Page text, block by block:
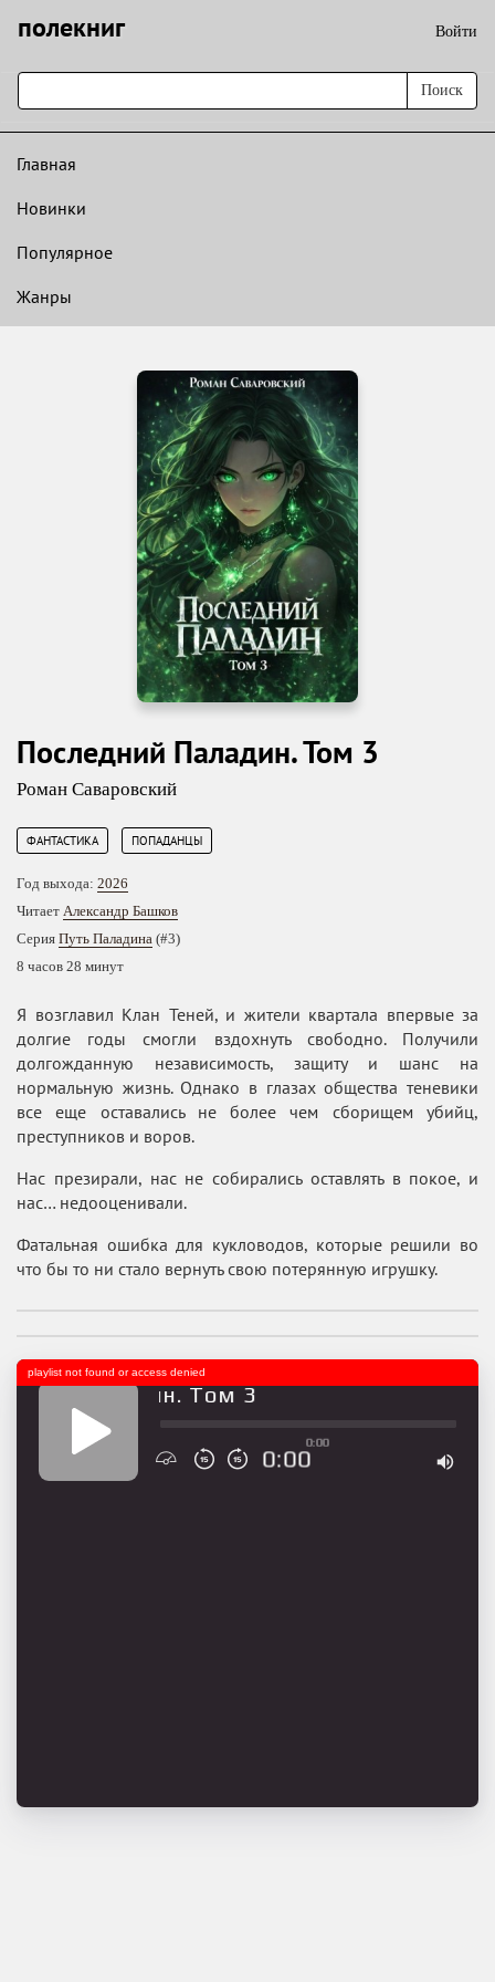
полекниг Войти
Поиск
Главная
Новинки
Популярное
Жанры
Последний Паладин. Том 3
Роман Саваровский
ФАНТАСТИКА ПОПАДАНЦЫ
Год выхода: 2026
Читает Александр Башков
Серия Путь Паладина (#3)
8 часов 28 минут
Я возглавил Клан Теней, и жители квартала впервые за
долгие годы смогли вздохнуть свободно. Получили
долгожданную независимость, защиту и шанс на
нормальную жизнь. Однако в глазах общества теневики
все еще оставались не более чем сборищем убийц,
преступников и воров.
Нас презирали, нас не собирались оставлять в покое, и
нас… недооценивали.
Фатальная ошибка для кукловодов, которые решили во
что бы то ни стало вернуть свою потерянную игрушку.
Паладин. Том 3
0:00
0:00
playlist not found or access denied